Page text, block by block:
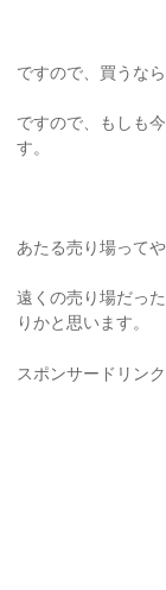
ですので、買うな
ですので、もしも
す。
あたる売り場って
遠くの売り場だっ
りかと思います。
スポンサードリンク